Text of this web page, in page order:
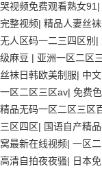
哭视频免费观看熟女91 |
完整视频| 精品人妻丝
无人区码一二三四区别 |
级麻豆 | 亚洲一区二区
丝袜日韩欧美制服| 中
一区二区三区av| 免费
精品无码一区二区三区
三区四区| 国语自产精
窝最新在线视频| 一区
高清自拍夜夜骚| 日本